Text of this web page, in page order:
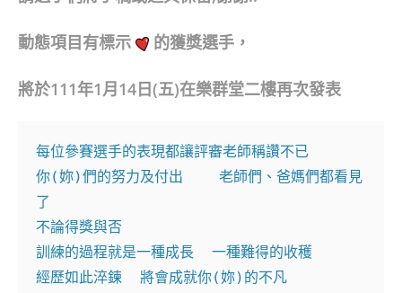
動態項目有標示 的獲獎選手，
將於111年1月14日(五)在樂群堂二樓再次發表
每位參賽選手的表現都讓評審老師稱讚不已
你(妳)們的努力及付出    老師們、爸媽們都看見
了
不論得獎與否
訓練的過程就是一種成長  一種難得的收穫
經歷如此淬鍊  將會成就你(妳)的不凡